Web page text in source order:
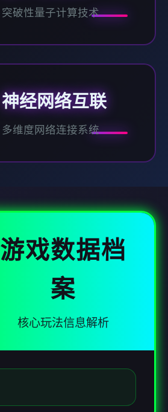
突破性量子计算技术
神经网络互联
多维度网络连接系统
游戏数据档
案
核心玩法信息解析